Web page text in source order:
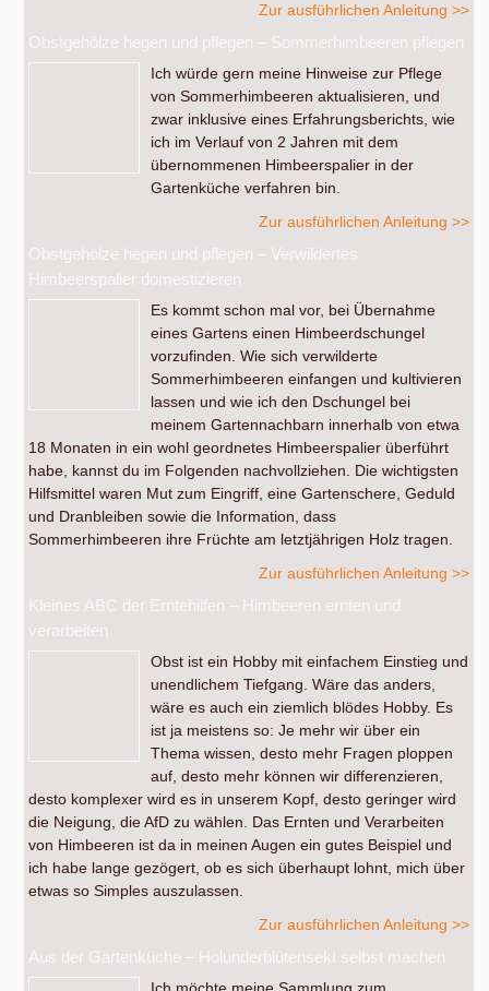
Zur ausführlichen Anleitung >>
Obstgehölze hegen und pflegen – Sommerhimbeeren pflegen
Ich würde gern meine Hinweise zur Pflege
von Sommerhimbeeren aktualisieren, und
zwar inklusive eines Erfahrungsberichts, wie
ich im Verlauf von 2 Jahren mit dem
übernommenen Himbeerspalier in der
Gartenküche verfahren bin.
Zur ausführlichen Anleitung >>
Obstgehölze hegen und pflegen – Verwildertes
Himbeerspalier domestizieren
Es kommt schon mal vor, bei Übernahme
eines Gartens einen Himbeerdschungel
vorzufinden. Wie sich verwilderte
Sommerhimbeeren einfangen und kultivieren
lassen und wie ich den Dschungel bei
meinem Gartennachbarn innerhalb von etwa
18 Monaten in ein wohl geordnetes Himbeerspalier überführt
habe, kannst du im Folgenden nachvollziehen. Die wichtigsten
Hilfsmittel waren Mut zum Eingriff, eine Gartenschere, Geduld
und Dranbleiben sowie die Information, dass
Sommerhimbeeren ihre Früchte am letztjährigen Holz tragen.
Zur ausführlichen Anleitung >>
Kleines ABC der Erntehilfen – Himbeeren ernten und
verarbeiten
Obst ist ein Hobby mit einfachem Einstieg und
unendlichem Tiefgang. Wäre das anders,
wäre es auch ein ziemlich blödes Hobby. Es
ist ja meistens so: Je mehr wir über ein
Thema wissen, desto mehr Fragen ploppen
auf, desto mehr können wir differenzieren,
desto komplexer wird es in unserem Kopf, desto geringer wird
die Neigung, die AfD zu wählen. Das Ernten und Verarbeiten
von Himbeeren ist da in meinen Augen ein gutes Beispiel und
ich habe lange gezögert, ob es sich überhaupt lohnt, mich über
etwas so Simples auszulassen.
Zur ausführlichen Anleitung >>
Aus der Gartenküche – Holunderblütensekt selbst machen